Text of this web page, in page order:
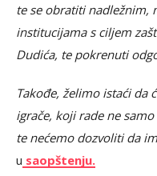
te se obratiti nadležnim,
institucijama s ciljem
Dudića, te pokrenuti
Takođe, želimo istaći da
igrače, koji rade ne
te nećemo dozvoliti da
u saopštenju.